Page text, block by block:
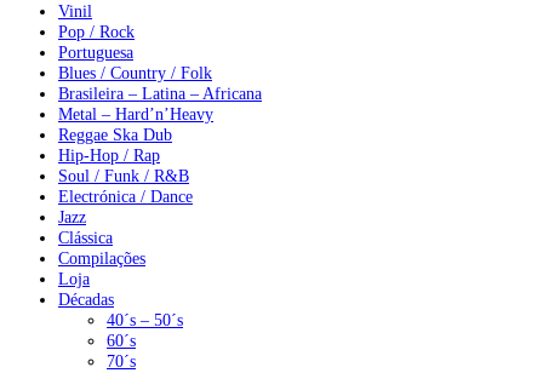
Vinil
Pop / Rock
Portuguesa
Blues / Country / Folk
Brasileira – Latina – Africana
Metal – Hard’n’Heavy
Reggae Ska Dub
Hip-Hop / Rap
Soul / Funk / R&B
Electrónica / Dance
Jazz
Clássica
Compilações
Loja
Décadas
40´s – 50´s
60´s
70´s